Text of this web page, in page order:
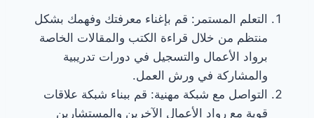
التعلم المستمر: قم بإغناء معرفتك وفهمك بشكل
منتظم من خلال قراءة الكتب والمقالات الخاصة
برواد الأعمال والتسجيل في دورات تدريبية
والمشاركة في ورش العمل.
التواصل مع شبكة مهنية: قم ببناء شبكة علاقات
قوية مع رواد الأعمال الآخرين والمستشارين